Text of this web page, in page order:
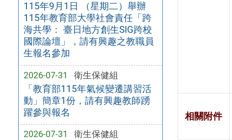
115年9月1日 （星期二）舉辦
115年教育部大學社會責任「跨
海共學： 臺日地方創生SIG跨校
國際論壇」，請有興趣之教職員
生報名參加
2026-07-31 衛生保健組
「教育部115年氣候變遷講習活
動」簡章1份，請有興趣教師踴
躍參與報名
2026-07-31 衛生保健組
相關附件